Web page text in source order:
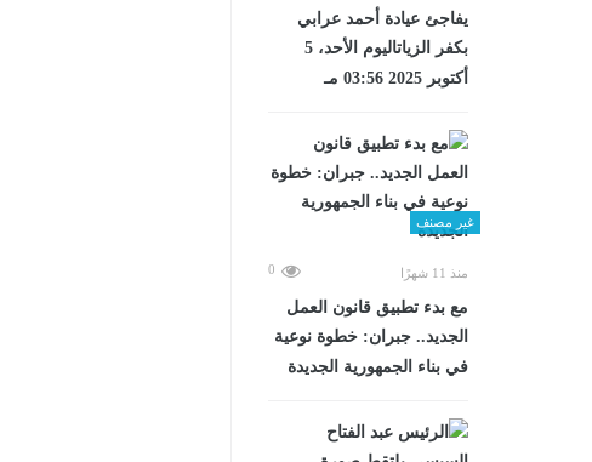
يفاجئ عيادة أحمد عرابي
بكفر الزياتاليوم الأحد، 5
أكتوبر 2025 03:56 مـ
غير مصنف
منذ 11 شهرًا 0
مع بدء تطبيق قانون العمل
الجديد.. جبران: خطوة نوعية
في بناء الجمهورية الجديدة